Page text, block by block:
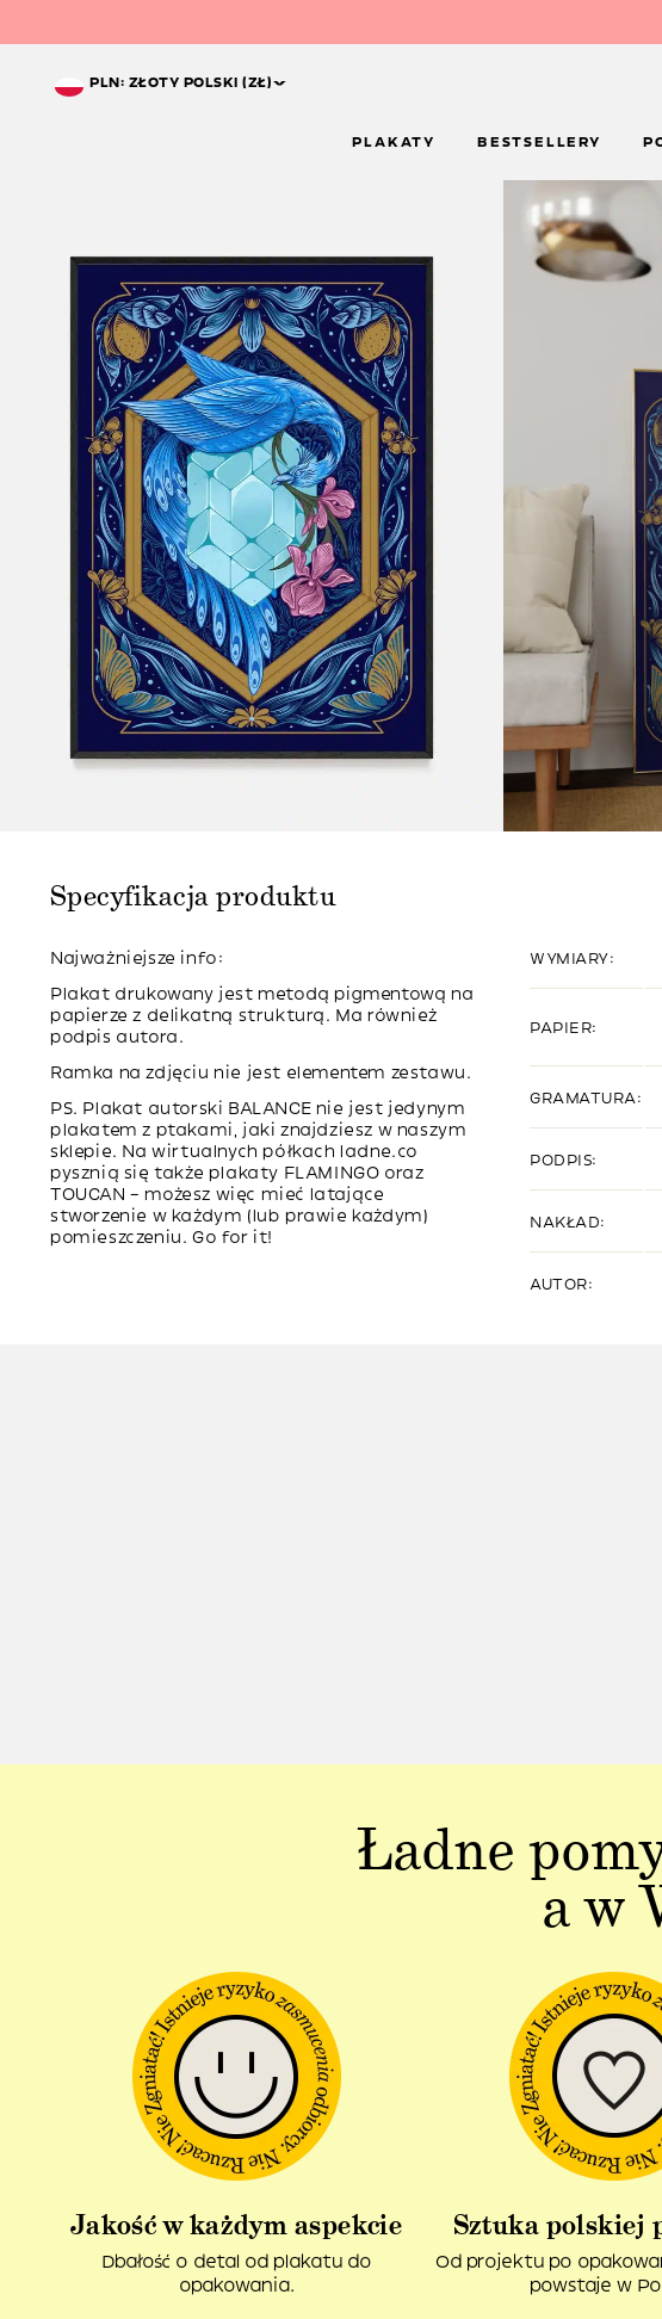
PLN: ZŁOTY POLSKI (ZŁ)^
PLAKATY BESTSELLERY
Specyfikacja produktu
Najważniejsze info:
Plakat drukowany jest metodą pigmentową na
papierze z delikatną strukturą. Ma również
podpis autora.
Ramka na zdjęciu nie jest elementem zestawu.
PS. Plakat autorski BALANCE nie jest jedynym
plakatem z ptakami, jaki znajdziesz w naszym
sklepie. Na wirtualnych półkach
ladne.co
pysznią się także plakaty FLAMINGO oraz
TOUCAN – możesz więc mieć latające
stworzenie w każdym (lub prawie każdym)
pomieszczeniu. Go for it!
WYMIARY:
PAPIER:
GRAMATURA:
PODPIS:
NAKŁAD:
AUTOR:
Ładne
a w
Jakość w każdym aspekcie
Dbałość o detal od plakatu do
opakowania.
Sztuka polskiej
Od projektu po
powstaje w